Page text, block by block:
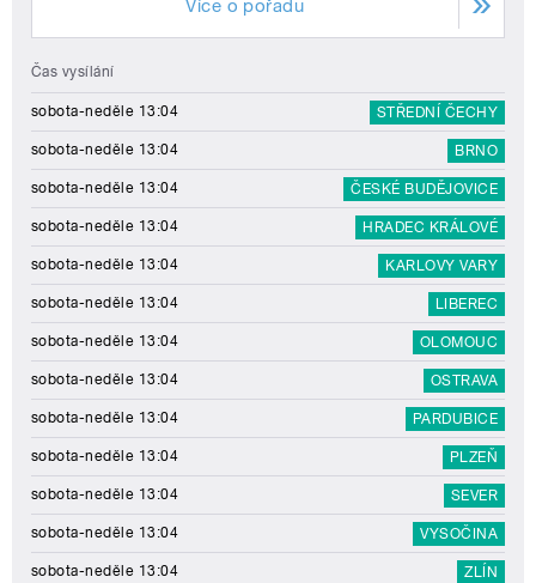
Více o pořadu
Čas vysílání
sobota-neděle 13:04 STŘEDNÍ ČECHY
sobota-neděle 13:04 BRNO
sobota-neděle 13:04 ČESKÉ BUDĚJOVICE
sobota-neděle 13:04 HRADEC KRÁLOVÉ
sobota-neděle 13:04 KARLOVY VARY
sobota-neděle 13:04 LIBEREC
sobota-neděle 13:04 OLOMOUC
sobota-neděle 13:04 OSTRAVA
sobota-neděle 13:04 PARDUBICE
sobota-neděle 13:04 PLZEŇ
sobota-neděle 13:04 SEVER
sobota-neděle 13:04 VYSOČINA
sobota-neděle 13:04 ZLÍN